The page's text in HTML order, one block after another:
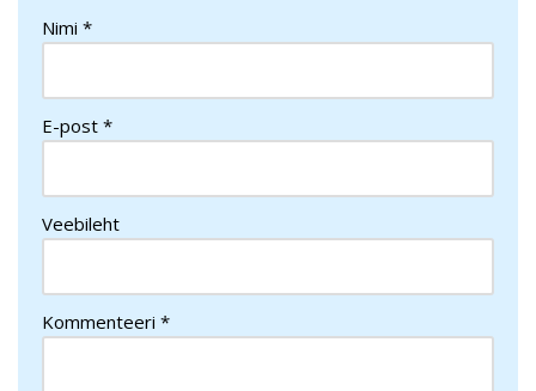
Nimi *
E-post *
Veebileht
Kommenteeri *